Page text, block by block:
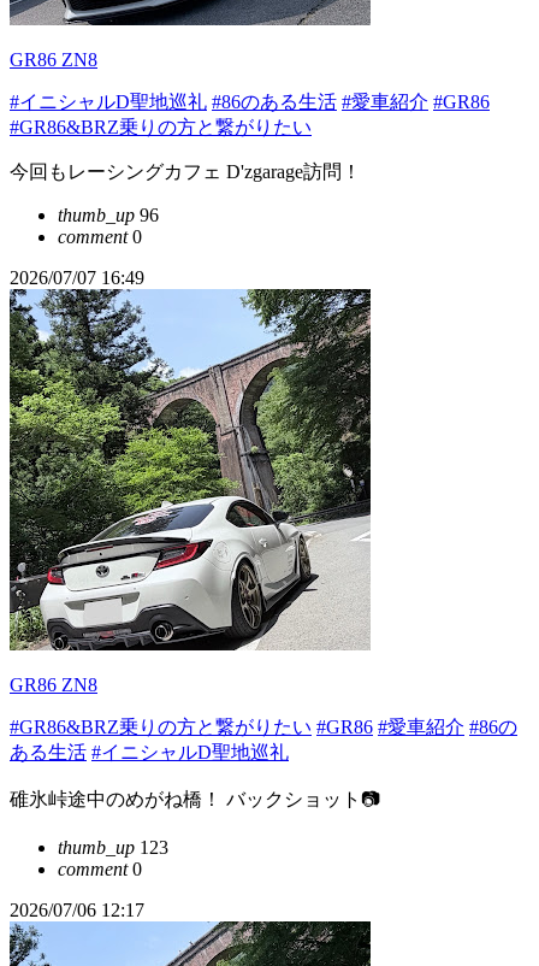
GR86 ZN8
#イニシャルD聖地巡礼 #86のある生活 #愛車紹介 #GR86
#GR86&BRZ乗りの方と繋がりたい
今回もレーシングカフェ D'zgarage訪問！
thumb_up 96
comment0
2026/07/07 16:49
GR86 ZN8
#GR86&BRZ乗りの方と繋がりたい #GR86 #愛車紹介 #86の
ある生活 #イニシャルD聖地巡礼
碓氷峠途中のめがね橋！ バックショット📷
thumb_up 123
comment0
2026/07/06 12:17